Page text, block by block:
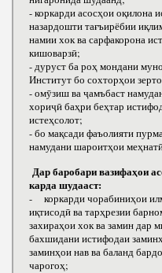
- коркарди асосҳои оқилона
назардошти тағъирёбии
намии хок ва сарфакорона
кишоварзӣ;
- дуруст ба роҳ мондани
Институт бо сохторҳои
- омӯзиш ва ҷамъбаст
хориҷӣ баҳри беҳтар
истеҳсолот;
- бо мақсади фаъолияти
намудани шароитҳои
Дар баробари вазифаҳои
карда шудааст:
- коркарди чорабиниҳои
иқтисодӣ ва тарҳрезии
захираҳои хок ва замин дар
бахшидани истифодаи
заминҳои нав ва баланд
чарогоҳ;